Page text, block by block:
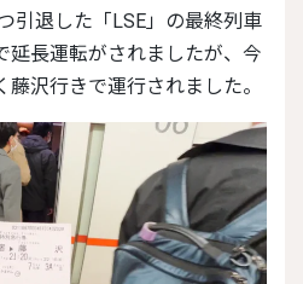
延長運転がされましたが、今
沢行きで運行されました。